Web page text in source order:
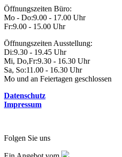
Öffnungszeiten Büro:
Mo - Do:9.00 - 17.00 Uhr
Fr:9.00 - 15.00 Uhr
Öffnungszeiten Ausstellung:
Di:9.30 - 19.45 Uhr
Mi, Do,Fr:9.30 - 16.30 Uhr
Sa, So:11.00 - 16.30 Uhr
Mo und an Feiertagen geschlossen
Datenschutz
Impressum
Folgen Sie uns